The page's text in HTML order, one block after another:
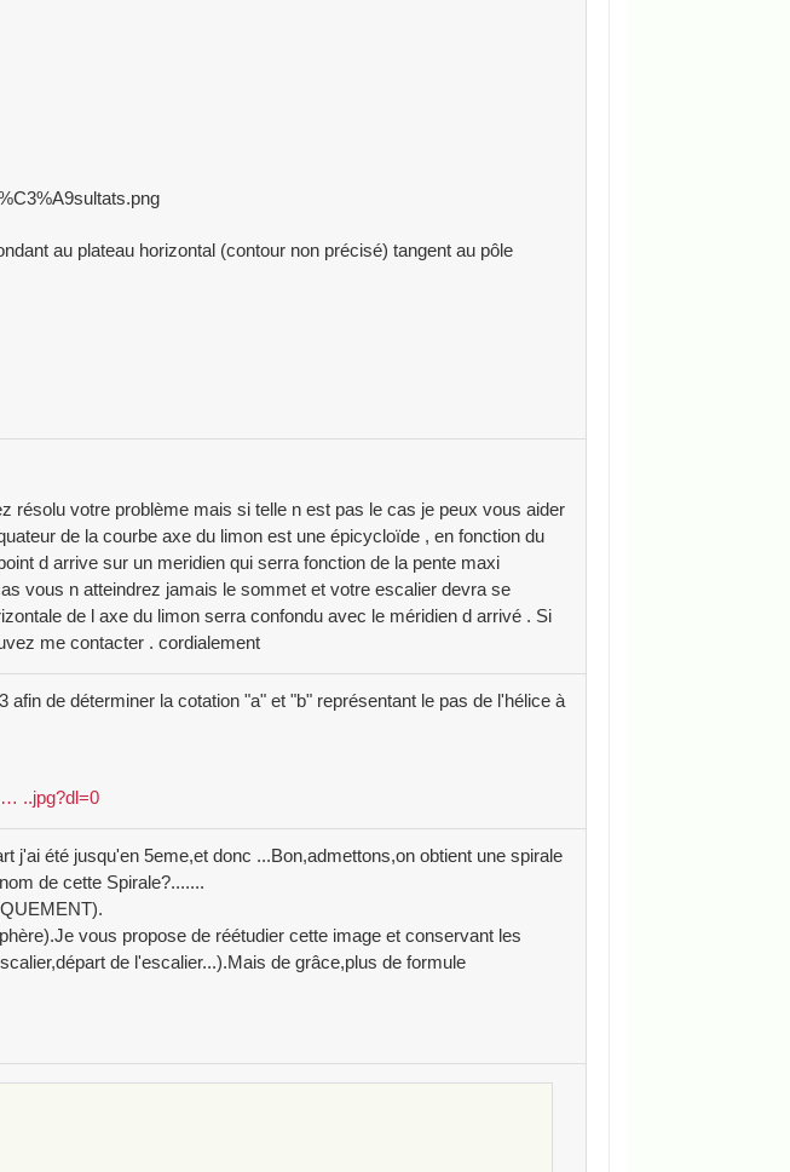
au plateau horizontal (contour non précisé) tangent au pôle
résolu votre problème mais si telle n est pas le cas je peux vous aider
de la courbe axe du limon est une épicycloïde , en fonction du
d arrive sur un meridien qui serra fonction de la pente maxi
vous n atteindrez jamais le sommet et votre escalier devra se
de l axe du limon serra confondu avec le méridien d arrivé . Si
me contacter . cordialement
de déterminer la cotation "a" et "b" représentant le pas de l'hélice à
… ..jpg?dl=0
j'ai été jusqu'en 5eme,et donc ...Bon,admettons,on obtient une spirale
de cette Spirale?.......
vous propose de réétudier cette image et conservant les
de l'escalier...).Mais de grâce,plus de formule